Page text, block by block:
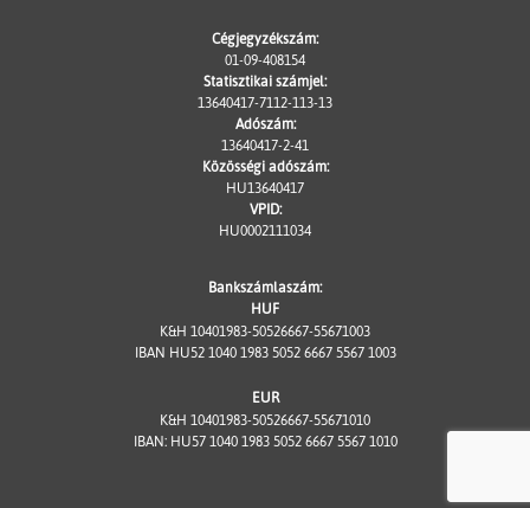
Cégjegyzékszám:
01-09-408154
Statisztikai számjel:
13640417-7112-113-13
Adószám:
13640417-2-41
Közösségi adószám:
HU13640417
VPID:
HU0002111034
Bankszámlaszám:
HUF
K&H 10401983-50526667-55671003
IBAN HU52 1040 1983 5052 6667 5567 1003
EUR
K&H 10401983-50526667-55671010
IBAN: HU57 1040 1983 5052 6667 5567 1010